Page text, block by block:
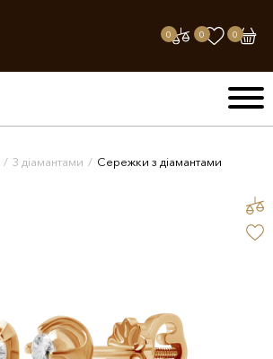
0 0 0
/ З діамантами / Сережки з діамантами